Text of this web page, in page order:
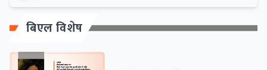
बिएल विशेष